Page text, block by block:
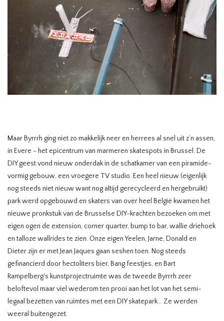
Maar Byrrrh ging niet zo makkelijk neer en herrees al snel uit z’n assen,
in Evere - het epicentrum van marmeren skatespots in Brussel. De
DIY geest vond nieuw onderdak in de schatkamer van een piramide-
vormig gebouw, een vroegere TV studio. Een heel nieuw (eigenlijk
nog steeds niet nieuw want nog altijd gerecycleerd en hergebruikt)
park werd opgebouwd en skaters van over heel België kwamen het
nieuwe pronkstuk van de Brusselse DIY-krachten bezoeken om met
eigen ogen de extension, corner quarter, bump to bar, wallie driehoek
en talloze wallrides te zien. Onze eigen Yeelen, Jarne, Donald en
Dieter zijn er met Jean Jaques gaan seshen toen. Nog steeds
gefinancierd door hectoliters bier, Bang feestjes, en Bart
Rampelberg's kunstprojectruimte was de tweede Byrrrh zeer
beloftevol maar viel wederom ten prooi aan het lot van het semi-
legaal bezetten van ruimtes met een DIY skatepark… Ze werden
weeral buitengezet.